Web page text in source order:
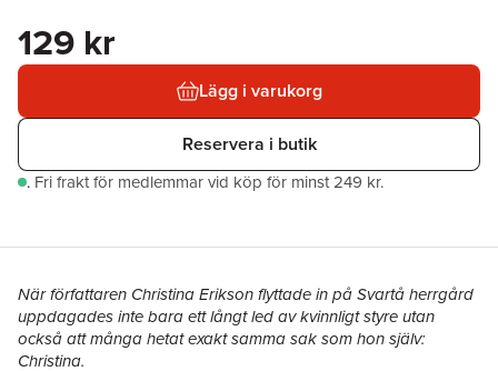
129 kr
Lägg i varukorg
Reservera i butik
. Fri frakt för medlemmar vid köp för minst 249 kr.
När författaren Christina Erikson flyttade in på Svartå herrgård
uppdagades inte bara ett långt led av kvinnligt styre utan
också att många hetat exakt samma sak som hon själv:
Christina.